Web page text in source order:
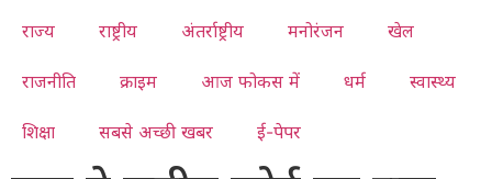
राज्य राष्ट्रीय अंतर्राष्ट्रीय मनोरंजन खेल
राजनीति क्राइम आज फोकस में धर्म स्वास्थ्य
शिक्षा सबसे अच्छी खबर ई-पेपर